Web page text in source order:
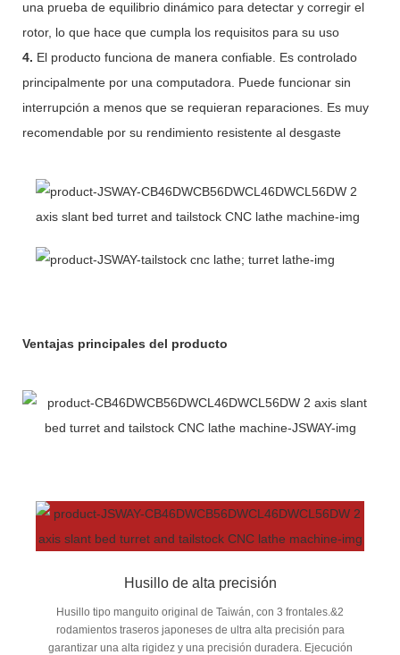
una prueba de equilibrio dinámico para detectar y corregir el
rotor, lo que hace que cumpla los requisitos para su uso
4. El producto funciona de manera confiable. Es controlado
principalmente por una computadora. Puede funcionar sin
interrupción a menos que se requieran reparaciones. Es muy
recomendable por su rendimiento resistente al desgaste
Ventajas principales del producto
Husillo de alta precisión
Husillo tipo manguito original de Taiwán, con 3 frontales.&2
rodamientos traseros japoneses de ultra alta precisión para
garantizar una alta rigidez y una precisión duradera. Ejecución